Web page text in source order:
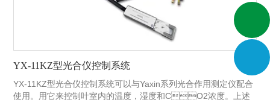
YX-11KZ型光合仪控制系统
YX-11KZ型光合仪控制系统可以与Yaxin系列光合作用测定仪配合
使用。用它来控制叶室内的温度，湿度和CO2浓度。上述